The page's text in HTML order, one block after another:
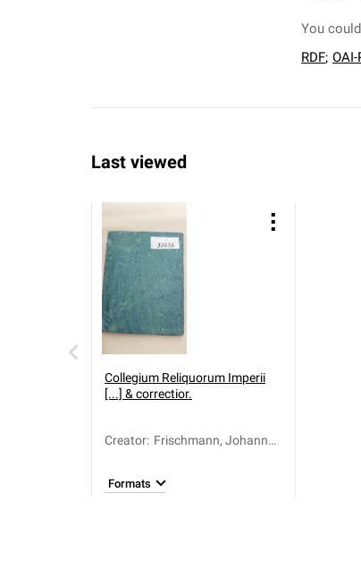
You
RDF;
Last viewed
Collegium Reliquorum Imperii
[...] & correctior.
Creator: Frischmann, Johann
Formats